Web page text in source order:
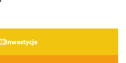
Inwestycje